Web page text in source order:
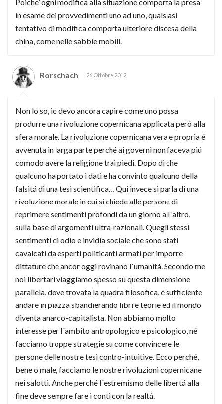
Poiche’ ogni modifica alla situazione comporta la presa
in esame dei provvedimenti uno ad uno, qualsiasi
tentativo di modifica comporta ulteriore discesa della
china, come nelle sabbie mobili.
Rorschach 26 Ottobre 2012
Non lo so, io devo ancora capire come uno possa
produrre una rivoluzione copernicana applicata peró alla
sfera morale. La rivoluzione copernicana vera e propria é
avvenuta in larga parte perché ai governi non faceva piú
comodo avere la religione trai piedi. Dopo di che
qualcuno ha portato i dati e ha convinto qualcuno della
falsitá di una tesi scientifica… Qui invece si parla di una
rivoluzione morale in cui si chiede alle persone di
reprimere sentimenti profondi da un giorno all´altro,
sulla base di argomenti ultra-razionali. Quegli stessi
sentimenti di odio e invidia sociale che sono stati
cavalcati da esperti politicanti armati per imporre
dittature che ancor oggi rovinano l´umanitá. Secondo me
noi libertari viaggiamo spesso su questa dimensione
parallela, dove trovata la quadra filosofica, é sufficiente
andare in piazza sbandierando libri e teorie ed il mondo
diventa anarco-capitalista. Non abbiamo molto
interesse per l´ambito antropologico e psicologico, né
facciamo troppe strategie su come convincere le
persone delle nostre tesi contro-intuitive. Ecco perché,
bene o male, facciamo le nostre rivoluzioni copernicane
nei salotti. Anche perché l´estremismo delle libertá alla
fine deve sempre fare i conti con la realtá.